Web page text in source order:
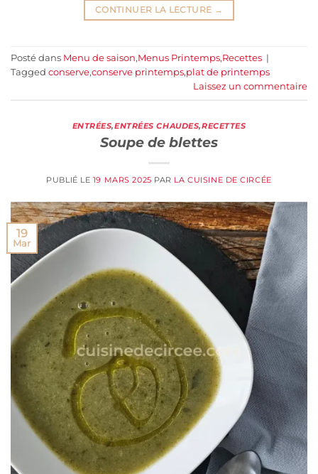
CONTINUER LA LECTURE →
Posté dans Menu de saison,Menus Printemps,Recettes |
Tagged conserve,conserve printemps,plat de printemps
Laissez un commentaire
ENTRÉES,ENTRÉES CHAUDES,RECETTES
Soupe de blettes
PUBLIÉ LE 19 MARS 2025 PAR LA CUISINE DE CIRCÉE
19
Mar